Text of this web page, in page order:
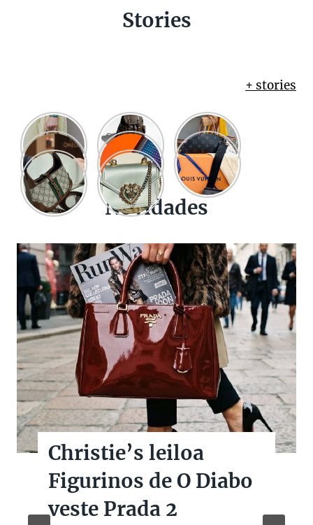
Stories
+ stories
Novidades
Christie’s leiloa
Figurinos de O Diabo
veste Prada 2